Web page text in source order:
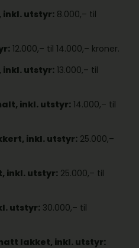
inkl. utstyr: 8.000,– til
12.000,– til 14.000,– kroner.
inkl. utstyr: 13.000,– til
inkl. utstyr: 14.000,– til
inkl. utstyr: 25.000,–
inkl. utstyr: 25.000,– til
utstyr: 30.000,– til
lakket, inkl. utstyr: